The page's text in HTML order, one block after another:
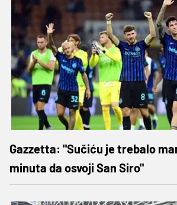
Gazzetta: "Sučiću je trebalo
minuta da osvoji San Siro"